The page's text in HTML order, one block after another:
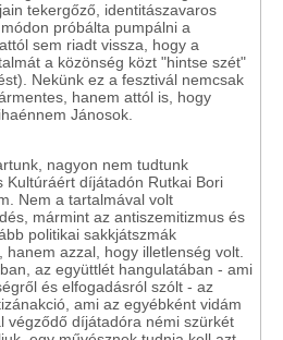
tekergőző, identitászavaros
próbálta pumpálni a
sem riadt vissza, hogy a
a közönség közt "hintse szét"
Nekünk ez a fesztivál nemcsak
hanem attól is, hogy
Jánosok.
nagyon nem tudtunk
Kultúráért díjátadón Rutkai Bori
Nem a tartalmával volt
mármint az antiszemitizmus és
politikai sakkjátszmák
azzal, hogy illetlenség volt.
az együttlét hangulatában - ami
és elfogadásról szólt - az
ami az egyébként vidám
végződő díjátadóra némi szürkét